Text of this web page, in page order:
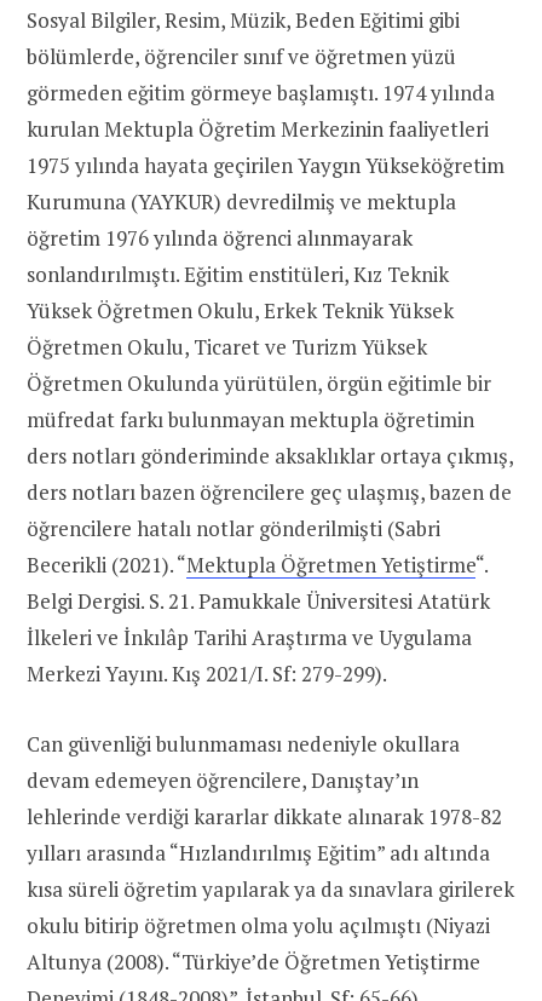
Sosyal Bilgiler, Resim, Müzik, Beden Eğitimi gibi
bölümlerde, öğrenciler sınıf ve öğretmen yüzü
görmeden eğitim görmeye başlamıştı. 1974 yılında
kurulan Mektupla Öğretim Merkezinin faaliyetleri
1975 yılında hayata geçirilen Yaygın Yükseköğretim
Kurumuna (YAYKUR) devredilmiş ve mektupla
öğretim 1976 yılında öğrenci alınmayarak
sonlandırılmıştı. Eğitim enstitüleri, Kız Teknik
Yüksek Öğretmen Okulu, Erkek Teknik Yüksek
Öğretmen Okulu, Ticaret ve Turizm Yüksek
Öğretmen Okulunda yürütülen, örgün eğitimle bir
müfredat farkı bulunmayan mektupla öğretimin
ders notları gönderiminde aksaklıklar ortaya çıkmış,
ders notları bazen öğrencilere geç ulaşmış, bazen de
öğrencilere hatalı notlar gönderilmişti (Sabri
Becerikli (2021). “Mektupla Öğretmen Yetiştirme“.
Belgi Dergisi. S. 21. Pamukkale Üniversitesi Atatürk
İlkeleri ve İnkılâp Tarihi Araştırma ve Uygulama
Merkezi Yayını. Kış 2021/I. Sf: 279-299).
Can güvenliği bulunmaması nedeniyle okullara
devam edemeyen öğrencilere, Danıştay’ın
lehlerinde verdiği kararlar dikkate alınarak 1978-82
yılları arasında “Hızlandırılmış Eğitim” adı altında
kısa süreli öğretim yapılarak ya da sınavlara girilerek
okulu bitirip öğretmen olma yolu açılmıştı (Niyazi
Altunya (2008). “Türkiye’de Öğretmen Yetiştirme